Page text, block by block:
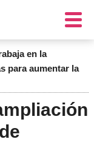
en la
para aumentar la